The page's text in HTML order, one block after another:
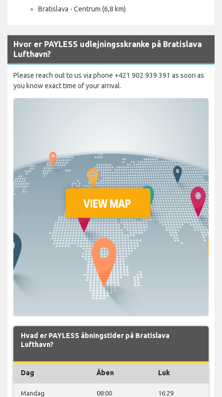
Bratislava - Centrum (6,8 km)
Hvor er PAYLESS udlejningsskranke på Bratislava
Lufthavn?
Please reach out to us via phone +421 902 939 391 as soon as
you know exact time of your arrival.
Hvad er PAYLESS åbningstider på Bratislava
Lufthavn?
Dag Åben Luk
Mandag 08:00 16:29